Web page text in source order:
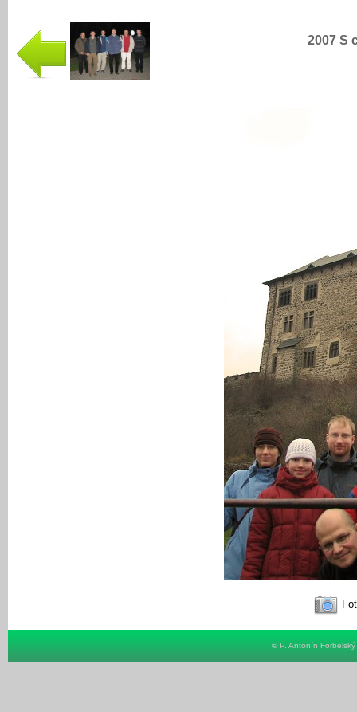
2007 S
© P. Antonín